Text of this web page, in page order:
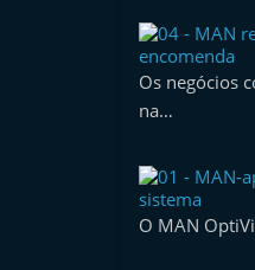
Os negócios
na…
O MAN